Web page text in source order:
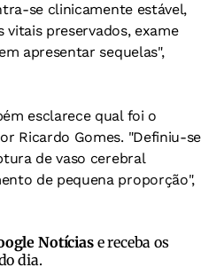
se clinicamente estável,
preservados, exame
apresentar sequelas",
esclarece qual foi o
Ricardo Gomes. "Definiu-se
de vaso cerebral
de pequena proporção",
Notíciase receba os
dia.